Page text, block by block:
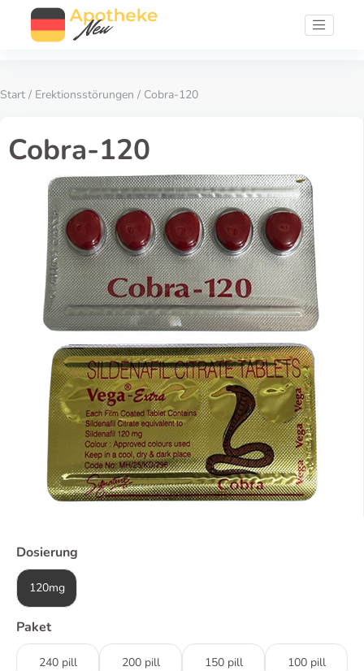
Start / Erektionsstörungen / Cobra-120
Cobra-120
Dosierung
120mg
Paket
240 pill 200 pill 150 pill 100 pill